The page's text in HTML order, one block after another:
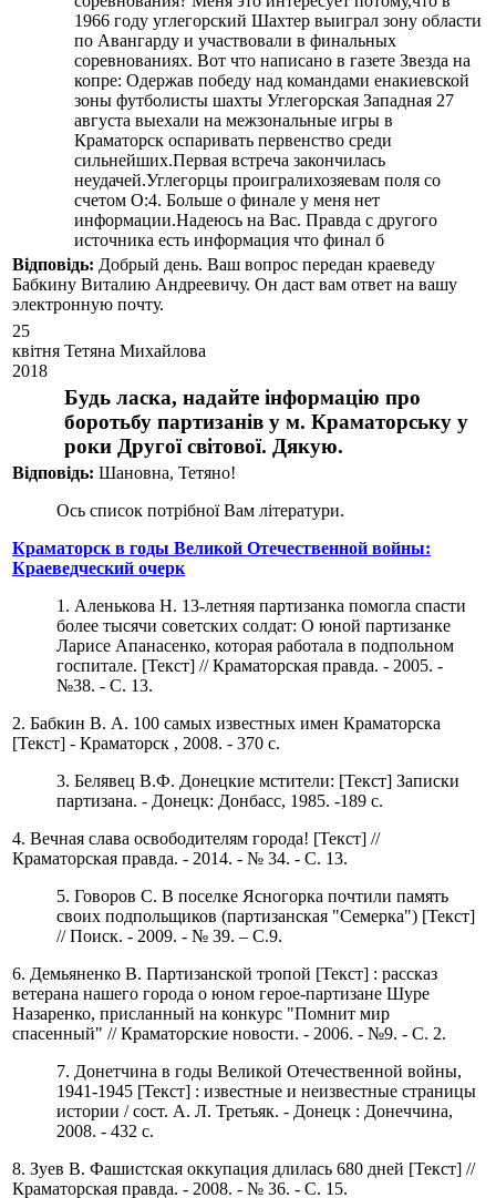
1966 году углегорский Шахтер выиграл зону области
по Авангарду и участвовали в финальных
соревнованиях. Вот что написано в газете Звезда на
копре: Одержав победу над командами енакиевской
зоны футболисты шахты Углегорская Западная 27
августа выехали на межзональные игры в
Краматорск оспаривать первенство среди
сильнейших.Первая встреча закончилась
неудачей.Углегорцы проигралихозяевам поля со
счетом О:4. Больше о финале у меня нет
информации.Надеюсь на Вас. Правда с другого
источника есть информация что финал б
Вiдповiдь: Добрый день. Ваш вопрос передан краеведу
Бабкину Виталию Андреевичу. Он даст вам ответ на вашу
электронную почту.
25
квітня
2018
Тетяна Михайлова
Будь ласка, надайте інформацію про
боротьбу партизанів у м. Краматорську у
роки Другої світової. Дякую.
Вiдповiдь: Шановна, Тетяно!
Ось список потрібної Вам літератури.
Краматорск в годы Великой Отечественной войны:
Краеведческий очерк
1. Аленькова Н. 13-летняя партизанка помогла спасти
более тысячи советских солдат: О юной партизанке
Ларисе Апанасенко, которая работала в подпольном
госпитале. [Текст] // Краматорская правда. - 2005. -
№38. - С. 13.
2. Бабкин В. А. 100 самых известных имен Краматорска
[Текст] - Краматорск , 2008. - 370 с.
3. Белявец В.Ф. Донецкие мстители: [Текст] Записки
партизана. - Донецк: Донбасс, 1985. -189 с.
4. Вечная слава освободителям города! [Текст] //
Краматорская правда. - 2014. - № 34. - С. 13.
5. Говоров С. В поселке Ясногорка почтили память
своих подпольщиков (партизанская "Семерка") [Текст]
// Поиск. - 2009. - № 39. – С.9.
6. Демьяненко В. Партизанской тропой [Текст] : рассказ
ветерана нашего города о юном герое-партизане Шуре
Назаренко, присланный на конкурс "Помнит мир
спасенный" // Краматорские новости. - 2006. - №9. - С. 2.
7. Донетчина в годы Великой Отечественной войны,
1941-1945 [Текст] : известные и неизвестные страницы
истории / сост. А. Л. Третьяк. - Донецк : Донеччина,
2008. - 432 с.
8. Зуев В. Фашистская оккупация длилась 680 дней [Текст] //
Краматорская правда. - 2008. - № 36. - С. 15.